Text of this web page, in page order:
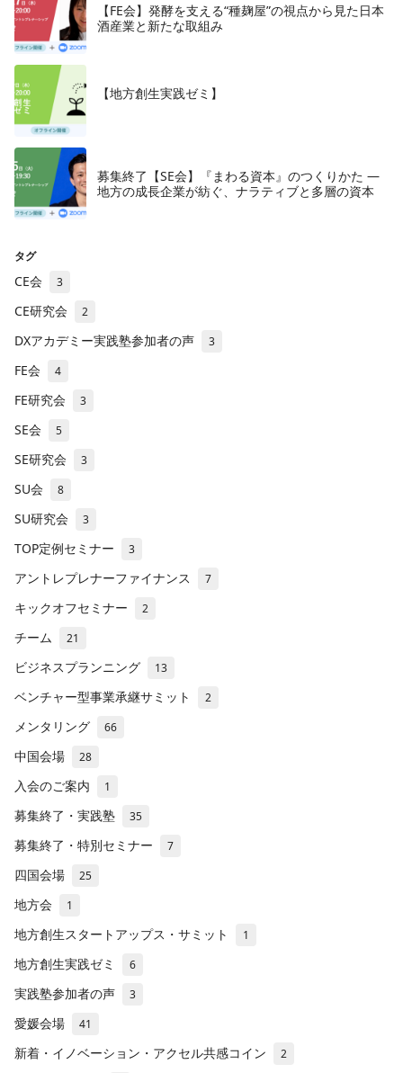
【FE会】発酵を支える“種麹屋”の視点から見た日本
酒産業と新たな取組み
【地方創生実践ゼミ】
募集終了【SE会】『まわる資本』のつくりかた —
地方の成長企業が紡ぐ、ナラティブと多層の資本
タグ
CE会 3
CE研究会 2
DXアカデミー実践塾参加者の声 3
FE会 4
FE研究会 3
SE会 5
SE研究会 3
SU会 8
SU研究会 3
TOP定例セミナー 3
アントレプレナーファイナンス 7
キックオフセミナー 2
チーム 21
ビジネスプランニング 13
ベンチャー型事業承継サミット 2
メンタリング 66
中国会場 28
入会のご案内 1
募集終了・実践塾 35
募集終了・特別セミナー 7
四国会場 25
地方会 1
地方創生スタートアップス・サミット 1
地方創生実践ゼミ 6
実践塾参加者の声 3
愛媛会場 41
新着・イノベーション・アクセル共感コイン 2